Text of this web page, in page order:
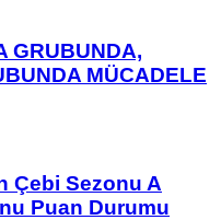
GRUBUNDA,
MÜCADELE
Çebi Sezonu A
Puan Durumu